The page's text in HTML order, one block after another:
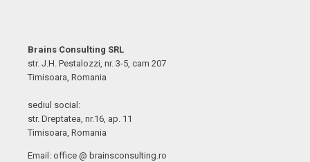
Brains Consulting SRL
str. J.H. Pestalozzi, nr. 3-5, cam 207
Timisoara, Romania
sediul social:
str. Dreptatea, nr.16, ap. 11
Timisoara, Romania
Email: office @ brainsconsulting.ro